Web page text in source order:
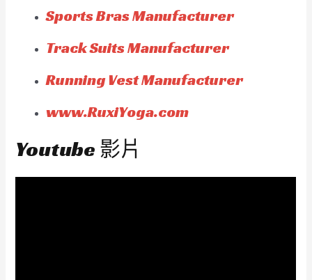
Sports Bras Manufacturer
Track Suits Manufacturer
Running Vest Manufacturer
www.RuxiYoga.com
Youtube 影片